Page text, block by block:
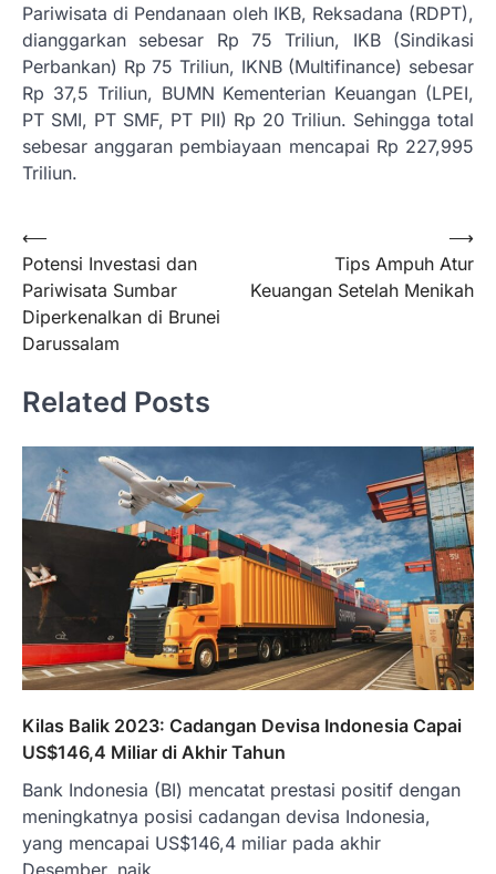
Pariwisata di Pendanaan oleh IKB, Reksadana (RDPT),
dianggarkan sebesar Rp 75 Triliun, IKB (Sindikasi
Perbankan) Rp 75 Triliun, IKNB (Multifinance) sebesar
Rp 37,5 Triliun, BUMN Kementerian Keuangan (LPEI,
PT SMI, PT SMF, PT PII) Rp 20 Triliun. Sehingga total
sebesar anggaran pembiayaan mencapai Rp 227,995
Triliun.
Navigasi
pos
⟵
Potensi Investasi dan
Pariwisata Sumbar
Diperkenalkan di Brunei
Darussalam
Tips Ampuh Atur
Keuangan Setelah Menikah
⟶
Related Posts
Kilas Balik 2023: Cadangan Devisa Indonesia Capai
US$146,4 Miliar di Akhir Tahun
Bank Indonesia (BI) mencatat prestasi positif dengan
meningkatnya posisi cadangan devisa Indonesia,
yang mencapai US$146,4 miliar pada akhir